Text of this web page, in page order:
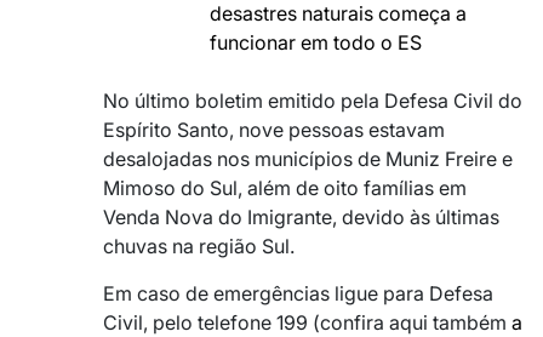
desastres naturais começa a
funcionar em todo o ES
No último boletim emitido pela Defesa Civil do
Espírito Santo, nove pessoas estavam
desalojadas nos municípios de Muniz Freire e
Mimoso do Sul, além de oito famílias em
Venda Nova do Imigrante, devido às últimas
chuvas na região Sul.
Em caso de emergências ligue para Defesa
Civil, pelo telefone 199 (confira aqui também a